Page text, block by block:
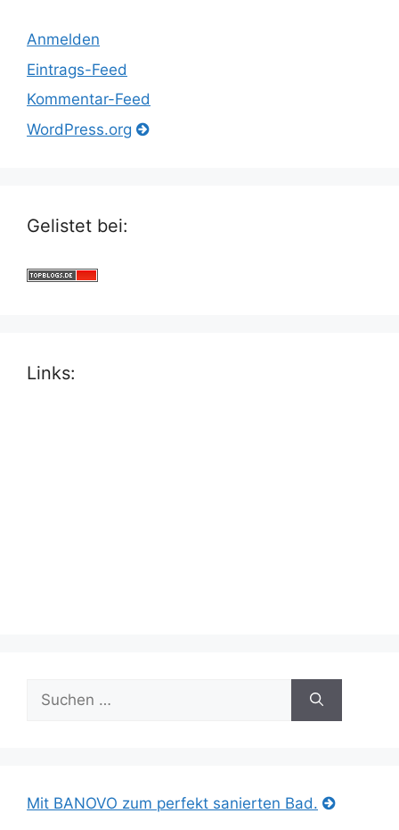
Anmelden
Eintrags-Feed
Kommentar-Feed
WordPress.org
Gelistet bei:
Links:
nach:
Mit BANOVO zum perfekt sanierten Bad.